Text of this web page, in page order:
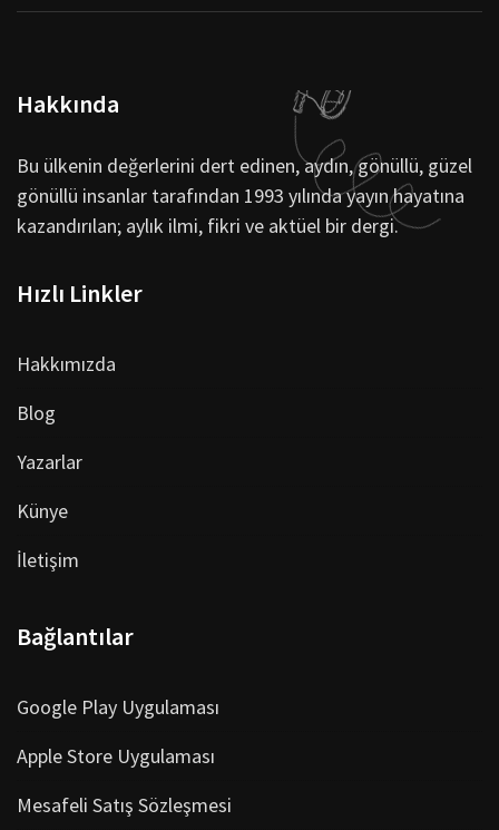
Hakkında
Bu ülkenin değerlerini dert edinen, aydın, gönüllü, güzel
gönüllü insanlar tarafından 1993 yılında yayın hayatına
kazandırılan; aylık ilmi, fikri ve aktüel bir dergi.
Hızlı Linkler
Hakkımızda
Blog
Yazarlar
Künye
İletişim
Bağlantılar
Google Play Uygulaması
Apple Store Uygulaması
Mesafeli Satış Sözleşmesi